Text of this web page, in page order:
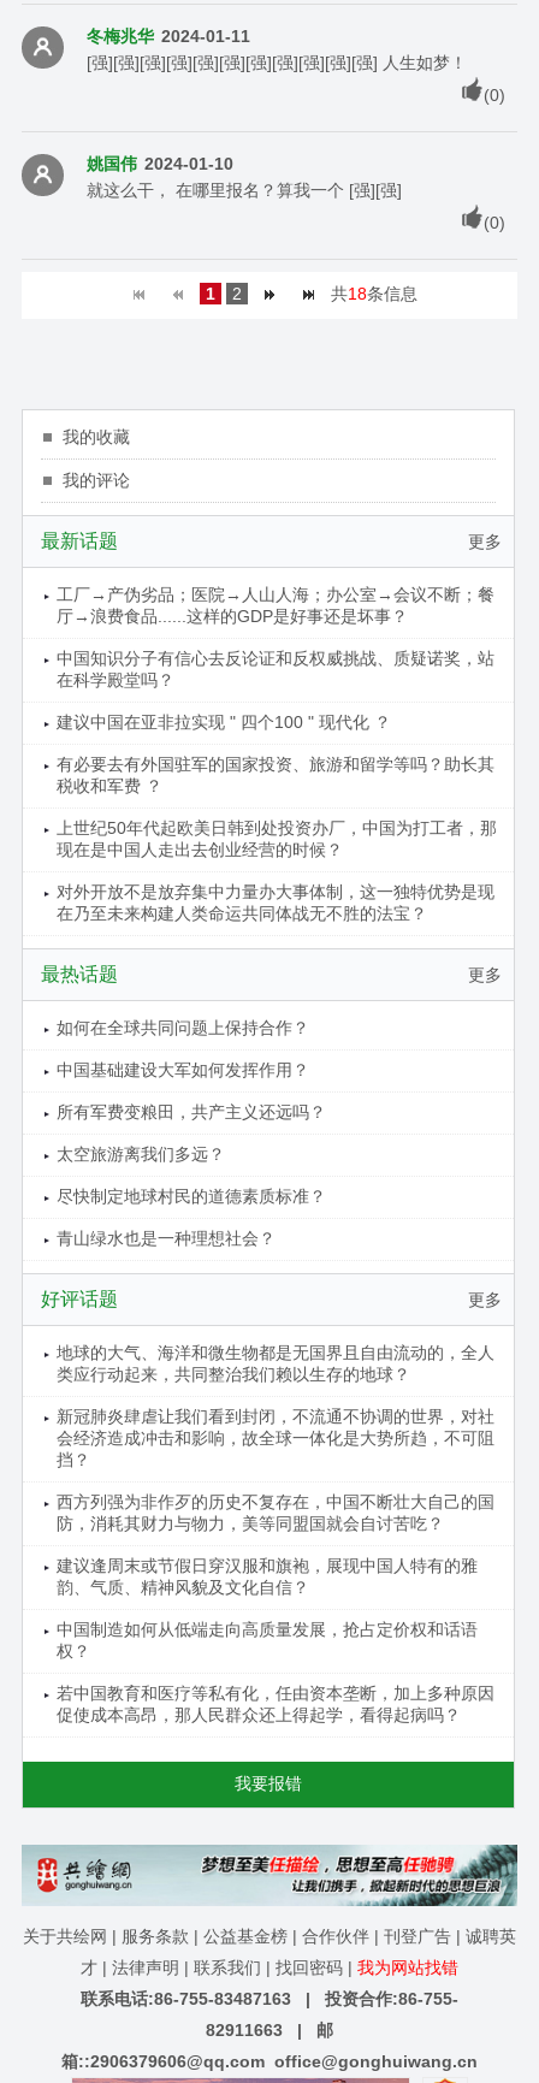
冬梅兆华 2024-01-11
[强][强][强][强][强][强][强][强][强][强][强] 人生如梦！
(0)
姚国伟 2024-01-10
就这么干， 在哪里报名？算我一个 [强][强]
(0)
1 2 共18条信息
我的收藏
我的评论
更多
最新话题
工厂→产伪劣品；医院→人山人海；办公室→会议不断；餐
厅→浪费食品......这样的GDP是好事还是坏事？
中国知识分子有信心去反论证和反权威挑战、质疑诺奖，站
在科学殿堂吗？
建议中国在亚非拉实现 " 四个100 " 现代化 ？
有必要去有外国驻军的国家投资、旅游和留学等吗？助长其
税收和军费 ？
上世纪50年代起欧美日韩到处投资办厂，中国为打工者，那
现在是中国人走出去创业经营的时候？
对外开放不是放弃集中力量办大事体制，这一独特优势是现
在乃至未来构建人类命运共同体战无不胜的法宝？
更多
最热话题
如何在全球共同问题上保持合作？
中国基础建设大军如何发挥作用？
所有军费变粮田，共产主义还远吗？
太空旅游离我们多远？
尽快制定地球村民的道德素质标准？
青山绿水也是一种理想社会？
更多
好评话题
地球的大气、海洋和微生物都是无国界且自由流动的，全人
类应行动起来，共同整治我们赖以生存的地球？
新冠肺炎肆虐让我们看到封闭，不流通不协调的世界，对社
会经济造成冲击和影响，故全球一体化是大势所趋，不可阻
挡？
西方列强为非作歹的历史不复存在，中国不断壮大自己的国
防，消耗其财力与物力，美等同盟国就会自讨苦吃？
建议逢周末或节假日穿汉服和旗袍，展现中国人特有的雅
韵、气质、精神风貌及文化自信？
中国制造如何从低端走向高质量发展，抢占定价权和话语
权？
若中国教育和医疗等私有化，任由资本垄断，加上多种原因
促使成本高昂，那人民群众还上得起学，看得起病吗？
我要报错
关于共绘网 | 服务条款 | 公益基金榜 | 合作伙伴 | 刊登广告 | 诚聘英
才 | 法律声明 | 联系我们 | 找回密码 | 我为网站找错
联系电话:86-755-83487163 | 投资合作:86-755-
82911663 | 邮
箱::2906379606@qq.com office@gonghuiwang.cn